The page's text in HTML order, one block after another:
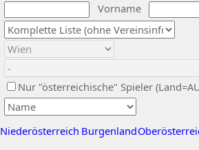
Vorname
Nur "österreichische" Spieler
Niederösterreich Burgenland